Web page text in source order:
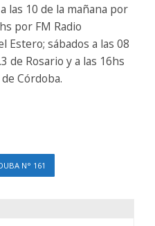
las 10 de la mañana por
por FM Radio
Estero; sábados a las 08
de Rosario y a las 16hs
Córdoba.
N° 161